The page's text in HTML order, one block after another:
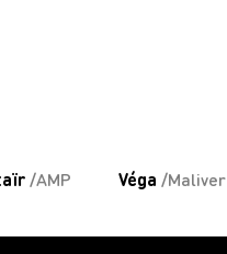
/AMP Véga /Maliver